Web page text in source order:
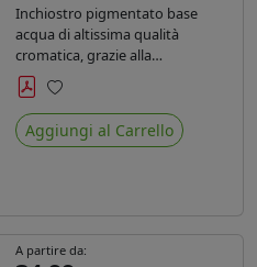
Inchiostro pigmentato base
acqua di altissima qualità
cromatica, grazie alla
concentrazione di pigmenti
permette di realizzare stampe di
altissima qualità e ridurre la curva
colore fino ad un 20 % rispetto
Preferiti
Aggiungi al Carrello
A partire da: